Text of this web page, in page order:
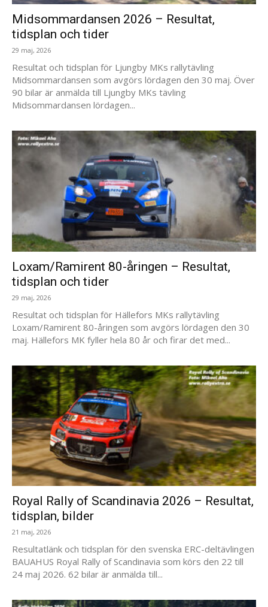
Midsommardansen 2026 – Resultat,
tidsplan och tider
29 maj, 2026
Resultat och tidsplan för Ljungby MKs rallytävling
Midsommardansen som avgörs lördagen den 30 maj. Över
90 bilar är anmälda till Ljungby MKs tävling
Midsommardansen lördagen...
Loxam/Ramirent 80-åringen – Resultat,
tidsplan och tider
29 maj, 2026
Resultat och tidsplan för Hällefors MKs rallytävling
Loxam/Ramirent 80-åringen som avgörs lördagen den 30
maj. Hällefors MK fyller hela 80 år och firar det med...
Royal Rally of Scandinavia 2026 – Resultat,
tidsplan, bilder
21 maj, 2026
Resultatlänk och tidsplan för den svenska ERC-deltävlingen
BAUAHUS Royal Rally of Scandinavia som körs den 22 till
24 maj 2026. 62 bilar är anmälda till...